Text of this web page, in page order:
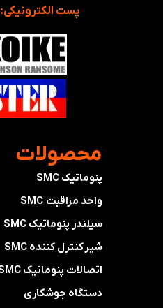
پست الکترونیکی:
​محصولات
پنوماتیک SMC
واحد مراقبت SMC
سیلندر پنوماتیک SMC
شیر کنترل کننده SMC
اتصالات پنوماتیک SMC
دستگاه جوشکاری